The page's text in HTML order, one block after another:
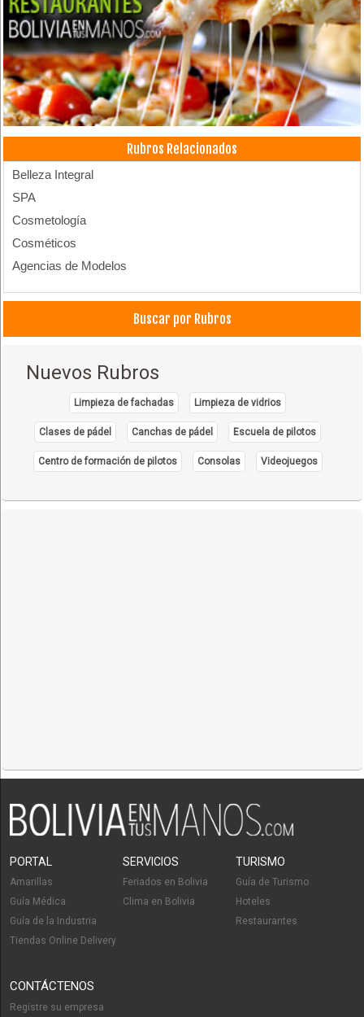
Rubros Relacionados
Belleza Integral
SPA
Cosmetología
Cosméticos
Agencias de Modelos
Buscar por Rubros
Nuevos Rubros
Limpieza de fachadas Limpieza de vidrios
Clases de pádel Canchas de pádel Escuela de pilotos
Centro de formación de pilotos Consolas Videojuegos
PORTAL
Amarillas
Guía Médica
Guía de la Industria
Tiendas Online Delivery
SERVICIOS
Feriados en Bolivia
Clima en Bolivia
TURISMO
Guía de Turismo
Hoteles
Restaurantes
CONTÁCTENOS
Registre su empresa